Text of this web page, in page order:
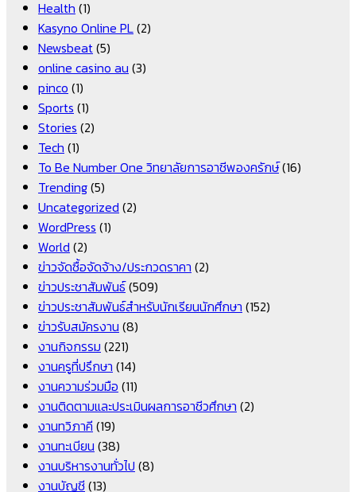
Health (1)
Kasyno Online PL(2)
Newsbeat(5)
online casino au (3)
pinco (1)
Sports (1)
Stories (2)
Tech (1)
To Be Number One วิทยาลัยการอาชีพองครักษ์(16)
Trending(5)
Uncategorized (2)
WordPress (1)
World (2)
ข่าวจัดซื้อจัดจ้าง/ประกวดราคา (2)
ข่าวประชาสัมพันธ์(509)
ข่าวประชาสัมพันธ์สำหรับนักเรียนนักศึกษา (152)
ข่าวรับสมัครงาน (8)
งานกิจกรรม (221)
งานครูที่ปรึกษา (14)
งานความร่วมมือ (11)
งานติดตามและประเมินผลการอาชีวศึกษา (2)
งานทวิภาคี (19)
งานทะเบียน (38)
งานบริหารงานทั่วไป (8)
งานบัญชี(13)